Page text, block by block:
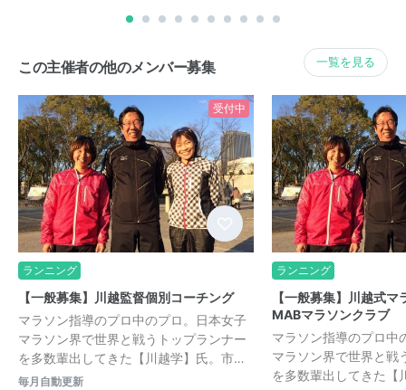
この主催者の他のメンバー募集 一覧を見る
受付中
ランニング
【一般募集】川越監督個別コーチング
マラソン指導のプロ中のプロ。日本女子
マラソン界で世界と戦うトップランナー
を多数輩出してきた【川越学】氏。市…
毎月自動更新
ランニング
【一般募集】川越式
MABマラソンクラブ
マラソン指導のプロ中
マラソン界で世界と戦
を多数輩出してきた